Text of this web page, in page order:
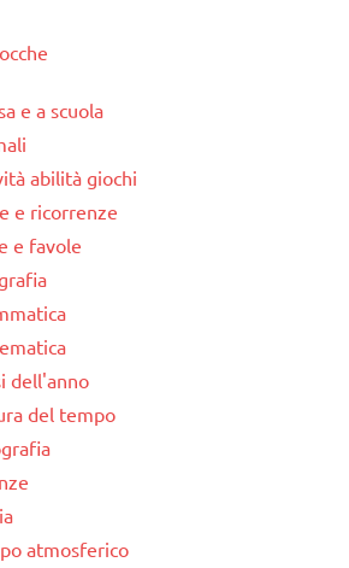
e a scuola
abilità giochi
e ricorrenze
e favole
dell'anno
del tempo
atmosferico